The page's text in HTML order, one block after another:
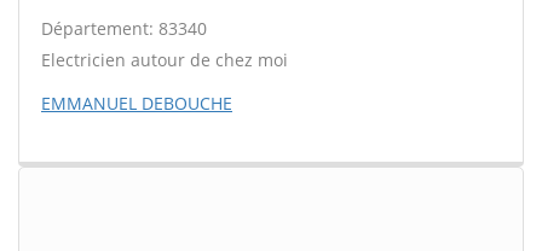
Département: 83340
Electricien autour de chez moi
EMMANUEL DEBOUCHE